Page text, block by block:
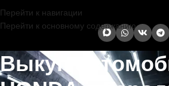
Перейти к навигации
Перейти к основному содержанию
Выкуп